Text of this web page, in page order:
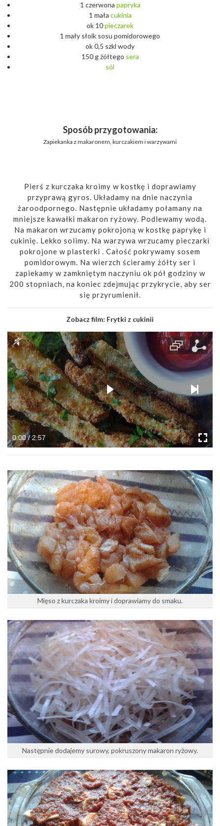
1 czerwona papryka
1 mała cukinia
ok 10pieczarek
1 mały słoik sosu pomidorowego
ok 0,5 szkl wody
150 g żółtego sera
sól
Sposób przygotowania:
Zapiekanka z makaronem, kurczakiem i warzywami
Pierś z kurczaka kroimy w kostkę i doprawiamy
przyprawą gyros. Układamy na dnie naczynia
żaroodpornego. Następnie układamy połamany na
mniejsze kawałki makaron ryżowy. Podlewamy wodą.
Na makaron wrzucamy pokrojoną w kostkę paprykę i
cukinię. Lekko solimy. Na warzywa wrzucamy pieczarki
pokrojone w plasterki . Całość pokrywamy sosem
pomidorowym. Na wierzch ścieramy żółty ser i
zapiekamy w zamkniętym naczyniu ok pół godziny w
200 stopniach, na koniec zdejmując przykrycie, aby ser
się przyrumienił.
Zobacz film: Frytki z cukinii
0:00 / 2:57
Mięso z kurczaka kroimy i doprawiamy do smaku.
Następnie dodajemy surowy, pokruszony makaron ryżowy.